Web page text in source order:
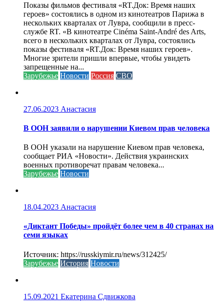
Показы фильмов фестиваля «RT.Док: Время наших
героев» состоялись в одном из кинотеатров Парижа в
нескольких кварталах от Лувра, сообщили в пресс-
службе RT. «В кинотеатре Cinéma Saint-André des Arts,
всего в нескольких кварталах от Лувра, состоялись
показы фестиваля «RT.Док: Время наших героев».
Многие зрители пришли впервые, чтобы увидеть
запрещенные на...
Зарубежье Новости Россия СВО
27.06.2023 Анастасия
В ООН заявили о нарушении Киевом прав человека
В ООН указали на нарушение Киевом прав человека,
сообщает РИА «Новости». Действия украинских
военных противоречат правам человека...
Зарубежье Новости
18.04.2023 Анастасия
«Диктант Победы» пройдёт более чем в 40 странах на
семи языках
Источник: https://russkiymir.ru/news/312425/
Зарубежье История Новости
15.09.2021 Екатерина Сдвижкова